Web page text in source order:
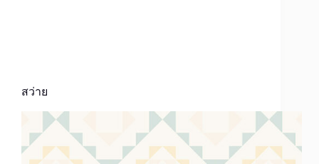
สว่าย